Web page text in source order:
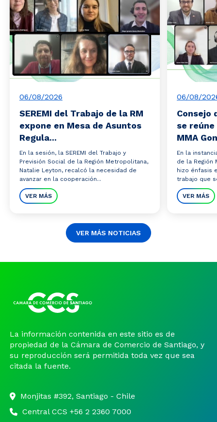
06/08/2026
SEREMI del Trabajo de la RM
expone en Mesa de Asuntos
Regula...
En la sesión, la SEREMI del Trabajo y
Previsión Social de la Región Metropolitana,
Natalie Leyton, recalcó la necesidad de
avanzar en la cooperación...
VER MÁS
06/08/
Consejo
se reúne
MMA
En la
de la Región
hizo énfasis
trabajo que
VER MÁS
VER MÁS NOTICIAS
La información contenida en este sitio es de
propiedad de la Cámara de Comercio de Santiago, y
su reproducción será permitida toda vez que sea
citada la fuente.
Monjitas #392, Santiago - Chile
Central CCS +56 2 2360 7000